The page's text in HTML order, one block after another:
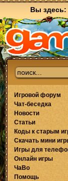
Вы здесь:
Игровой форум
Чат-беседка
Новости
Статьи
Коды к старым
Скачать мини
Игры для
Онлайн игры
ЧаВо
Помощь